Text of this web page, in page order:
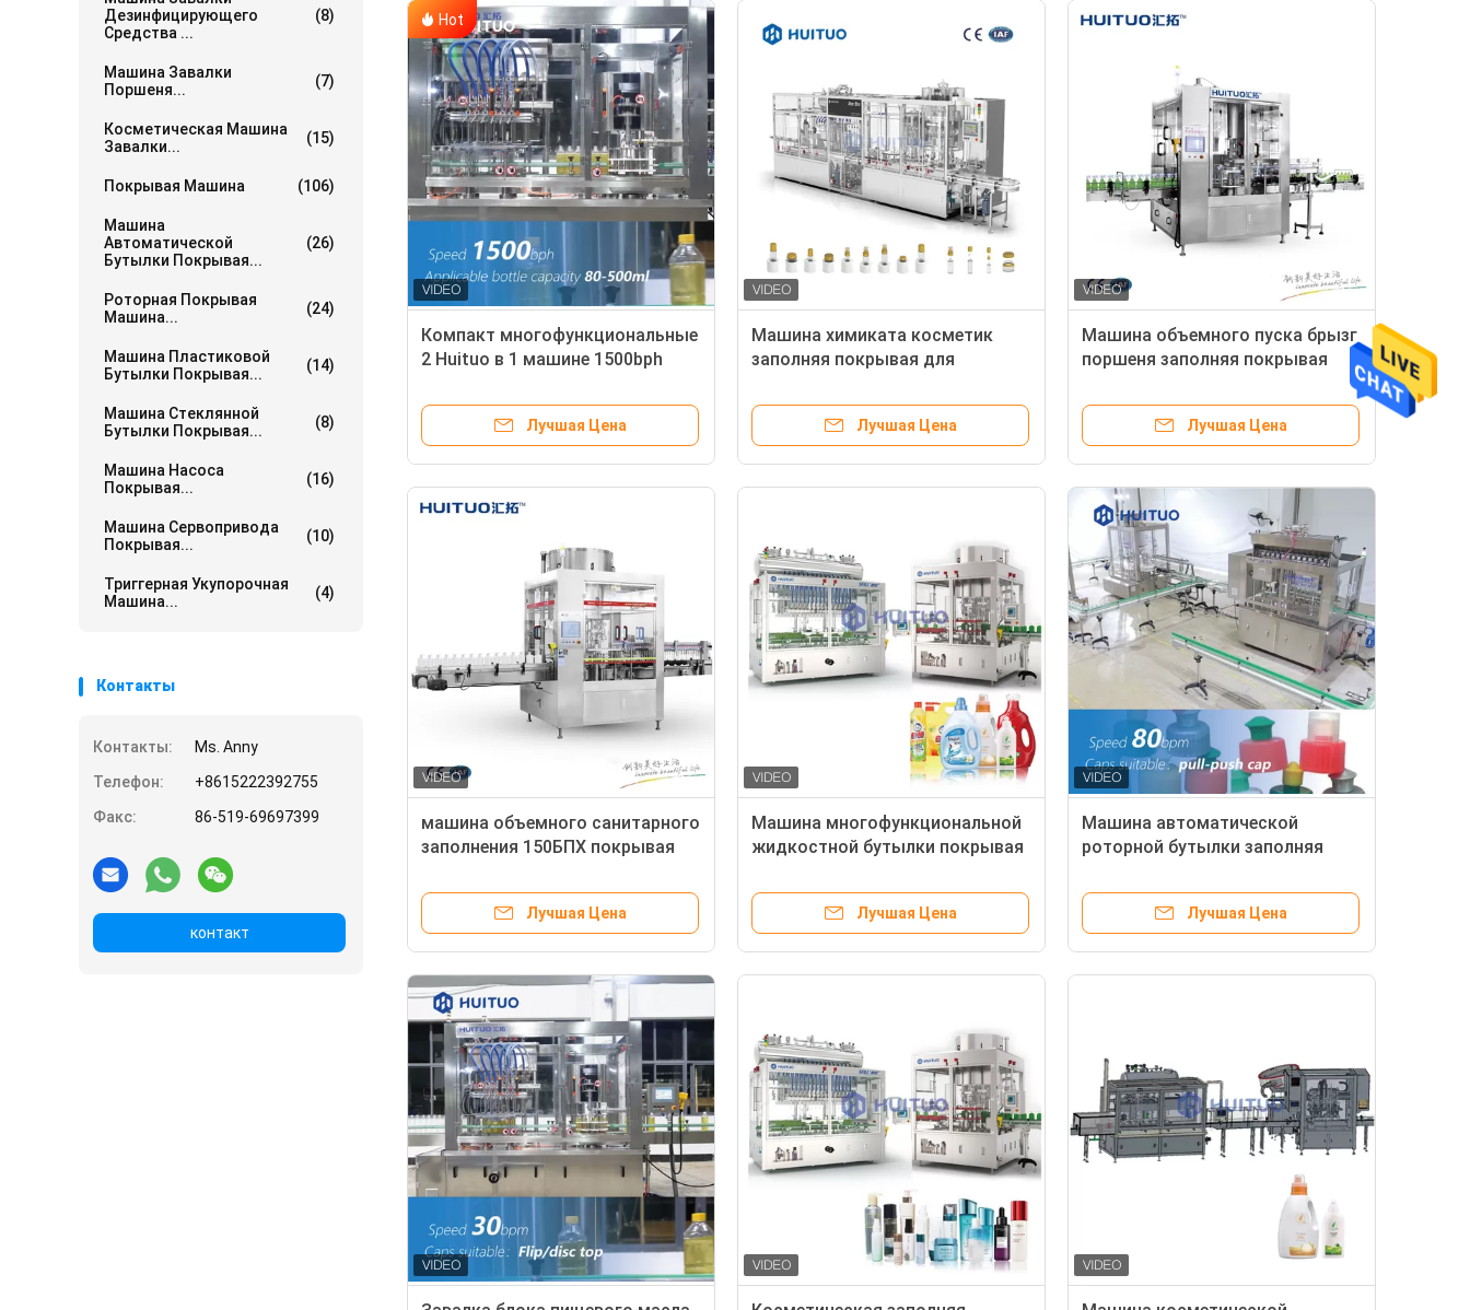
Дезинфицирующего
Средства ...
(8)
Машина Завалки
Поршеня...
(7)
Косметическая Машина
Завалки...
(15)
Покрывая Машина (106)
Машина
Автоматической
Бутылки Покрывая...
(26)
Роторная Покрывая
Машина...
(24)
Машина Пластиковой
Бутылки Покрывая...
(14)
Машина Стеклянной
Бутылки Покрывая...
(8)
Машина Насоса
Покрывая...
(16)
Машина Сервопривода
Покрывая...
(10)
Триггерная Укупорочная
Машина...
(4)
Контакты
Контакты:
Ms. Anny
Телефон:
+8615222392755
Факс:
86-519-69697399
контакт
Hot
Компакт многофункциональные
2 Huituo в 1 машине 1500bph
покрывая
Лучшая Цена
Машина химиката косметик
заполняя покрывая для
Лучшая Цена
Машина объемного пуска брызг
поршеня заполняя покрывая
Лучшая Цена
машина объемного санитарного
заполнения 150БПХ покрывая
Лучшая Цена
Машина многофункциональной
жидкостной бутылки покрывая
насоса лосьона
Лучшая Цена
Машина автоматической
роторной бутылки заполняя
сальто личной заботы
Лучшая Цена